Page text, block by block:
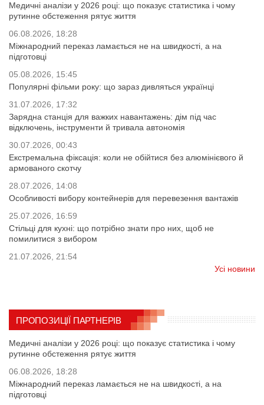
Медичні аналізи у 2026 році: що показує статистика і чому
рутинне обстеження рятує життя
06.08.2026, 18:28
Міжнародний переказ ламається не на швидкості, а на
підготовці
05.08.2026, 15:45
Популярні фільми року: що зараз дивляться українці
31.07.2026, 17:32
Зарядна станція для важких навантажень: дім під час
відключень, інструменти й тривала автономія
30.07.2026, 00:43
Екстремальна фіксація: коли не обійтися без алюмінієвого й
армованого скотчу
28.07.2026, 14:08
Особливості вибору контейнерів для перевезення вантажів
25.07.2026, 16:59
Стільці для кухні: що потрібно знати про них, щоб не
помилитися з вибором
21.07.2026, 21:54
Усі новини
ПРОПОЗИЦІЇ ПАРТНЕРІВ
Медичні аналізи у 2026 році: що показує статистика і чому
рутинне обстеження рятує життя
06.08.2026, 18:28
Міжнародний переказ ламається не на швидкості, а на
підготовці